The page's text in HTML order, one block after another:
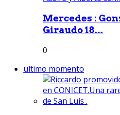
Mercedes :
Giraudo 18...
0
ultimo momento